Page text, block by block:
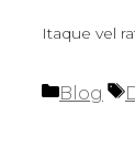
Itaque vel
Blog